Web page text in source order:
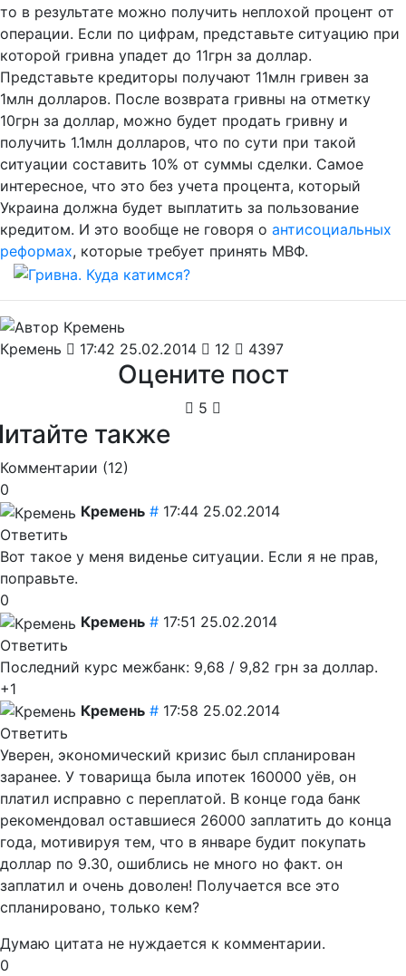
то в результате можно получить неплохой процент от
операции. Если по цифрам, представьте ситуацию при
которой гривна упадет до 11грн за доллар.
Представьте кредиторы получают 11млн гривен за
1млн долларов. После возврата гривны на отметку
10грн за доллар, можно будет продать гривну и
получить 1.1млн долларов, что по сути при такой
ситуации составить 10% от суммы сделки. Самое
интересное, что это без учета процента, который
Украина должна будет выплатить за пользование
кредитом. И это вообще не говоря о антисоциальных
реформах, которые требует принять МВФ.
Кремень 17:42 25.02.2014 12 4397
Оцените пост
5
также
Комментарии (12)
0
Кремень # 17:44 25.02.2014
Ответить
Вот такое у меня виденье ситуации. Если я не прав,
поправьте.
0
Кремень # 17:51 25.02.2014
Ответить
Последний курс межбанк: 9,68 / 9,82 грн за доллар.
+1
Кремень # 17:58 25.02.2014
Ответить
Уверен, экономический кризис был спланирован
заранее. У товарища была ипотек 160000 уёв, он
платил исправно с переплатой. В конце года банк
рекомендовал оставшиеся 26000 заплатить до конца
года, мотивируя тем, что в январе будит покупать
доллар по 9.30, ошиблись не много но факт. он
заплатил и очень доволен! Получается все это
спланировано, только кем?
Думаю цитата не нуждается к комментарии.
0